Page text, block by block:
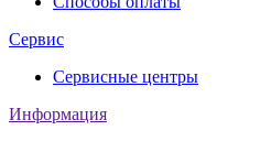
Сервис
Сервисные центры
Информация